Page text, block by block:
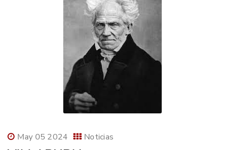
May 05 2024 Noticias